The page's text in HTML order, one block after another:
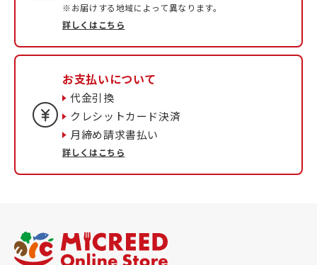
※お届けする地域によって異なります。
詳しくはこちら
お支払いについて
代金引換
クレシットカード決済
月締め請求書払い
詳しくはこちら